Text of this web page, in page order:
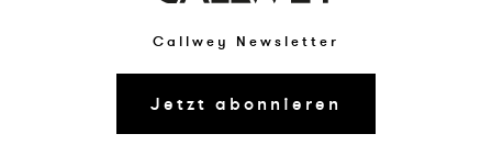
Callwey Newsletter
Jetzt abonnieren